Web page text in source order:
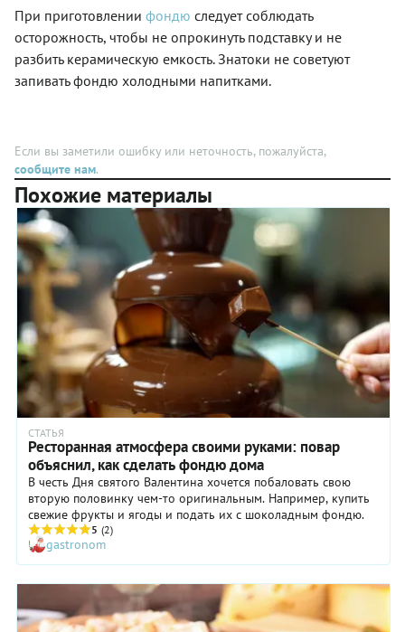
хлеба
или
овощей в
тягучую и
ароматную
добавляют
различные
по
составу
специи и
добавками,
константой
же
остаются
три
ингредиента
– сыр,
крахмал
и сухое
белое
вино. В
пошаговом
рецепте
фондю
приготовлено
из
пармезана,
и
грюйера,
а
подавать
его мы
хлебом,
нарезанным
кубиками
и
При приготовлении фондю следует соблюдать
осторожность, чтобы не опрокинуть подставку и не
разбить керамическую емкость. Знатоки не советуют
запивать фондю холодными напитками.
Если вы заметили ошибку или неточность, пожалуйста,
сообщите нам.
Похожие материалы
СТАТЬЯ
Ресторанная атмосфера своими руками: повар
объяснил, как сделать фондю дома
В честь Дня святого Валентина хочется побаловать свою
вторую половинку чем-то оригинальным. Например, купить
свежие фрукты и ягоды и подать их с шоколадным фондю.
5 (2)
gastronom